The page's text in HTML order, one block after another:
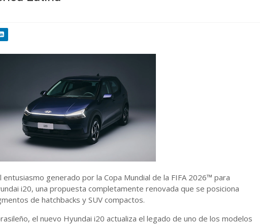
generado por la Copa Mundial de la FIFA 2026™ para
i20, una propuesta completamente renovada que se posiciona
de hatchbacks y SUV compactos.
el nuevo Hyundai i20 actualiza el legado de uno de los modelos